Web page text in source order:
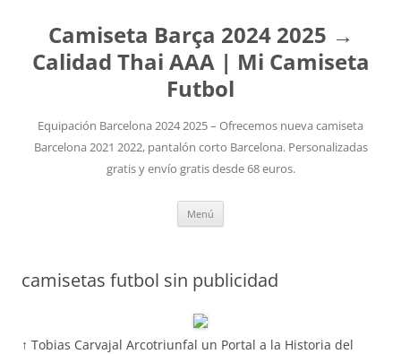
Camiseta Barça 2024 2025 →
Calidad Thai AAA | Mi Camiseta
Futbol
Equipación Barcelona 2024 2025 – Ofrecemos nueva camiseta
Barcelona 2021 2022, pantalón corto Barcelona. Personalizadas
gratis y envío gratis desde 68 euros.
Menú
camisetas futbol sin publicidad
↑ Tobias Carvajal Arcotriunfal un Portal a la Historia del